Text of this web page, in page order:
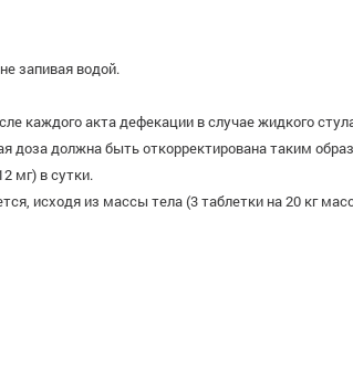
запивая водой.
каждого акта дефекации в случае жидкого
доза должна быть откорректирована таким
мг) в сутки.
исходя из массы тела (3 таблетки на 20 кг